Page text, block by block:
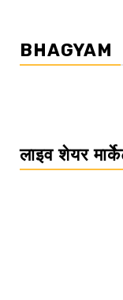
BHAGYAM
लाइव शेयर